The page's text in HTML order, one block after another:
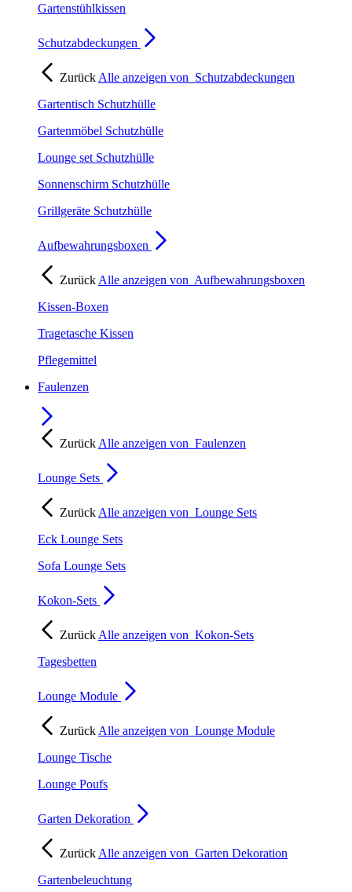
Gartenstühlkissen
Schutzabdeckungen
Zurück Alle anzeigen von Schutzabdeckungen
Gartentisch Schutzhülle
Gartenmöbel Schutzhülle
Lounge set Schutzhülle
Sonnenschirm Schutzhülle
Grillgeräte Schutzhülle
Aufbewahrungsboxen
Zurück Alle anzeigen von Aufbewahrungsboxen
Kissen-Boxen
Tragetasche Kissen
Pflegemittel
Faulenzen
Zurück Alle anzeigen von Faulenzen
Lounge Sets
Zurück Alle anzeigen von Lounge Sets
Eck Lounge Sets
Sofa Lounge Sets
Kokon-Sets
Zurück Alle anzeigen von Kokon-Sets
Tagesbetten
Lounge Module
Zurück Alle anzeigen von Lounge Module
Lounge Tische
Lounge Poufs
Garten Dekoration
Zurück Alle anzeigen von Garten Dekoration
Gartenbeleuchtung